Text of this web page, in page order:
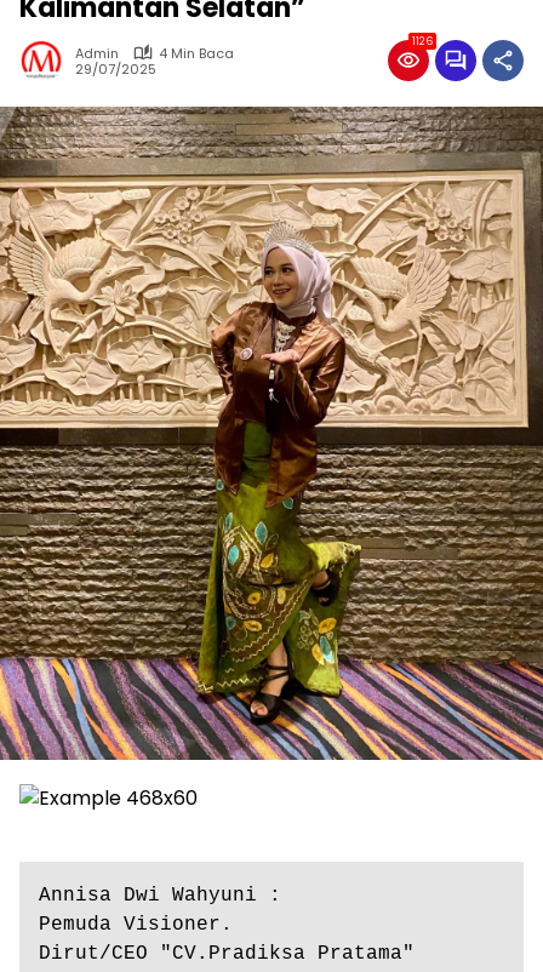
Admin
4 Min Baca
29/07/2025
1126
Annisa Dwi Wahyuni :
Pemuda Visioner.
Dirut/CEO "CV.Pradiksa Pratama"